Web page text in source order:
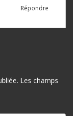
Répondre
Les champs